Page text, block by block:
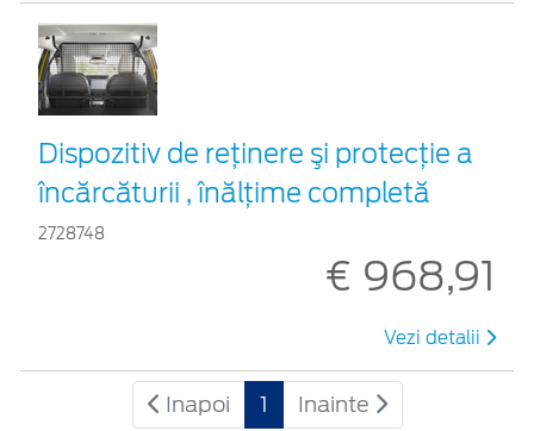
Dispozitiv de reţinere şi protecţie a
încărcăturii , înălțime completă
2728748
€ 968,91
Vezi detalii
Inapoi 1 Inainte